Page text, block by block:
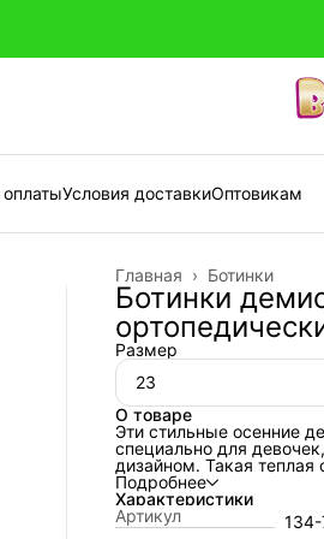
Условия доставкиОптовикам
Ботинки
Главная ›
Ботинки
Размер
23
О товаре
Эти стильные осенние
специально для
дизайном. Такая теплая
осени, обеспечивая
ортопедические
голеностопный сустав и
формированию стопы
Подробнее
Характеристики
Артикул